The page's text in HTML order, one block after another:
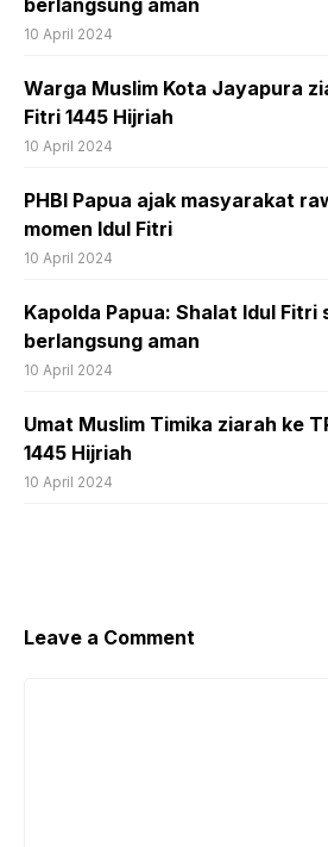
10 April 2024
Warga Muslim Kota Jayapura
Fitri 1445 Hijriah
10 April 2024
PHBI Papua ajak masyarakat
momen Idul Fitri
10 April 2024
Kapolda Papua: Shalat Idul Fitri
berlangsung aman
10 April 2024
Umat Muslim Timika ziarah ke
1445 Hijriah
10 April 2024
Leave a Comment